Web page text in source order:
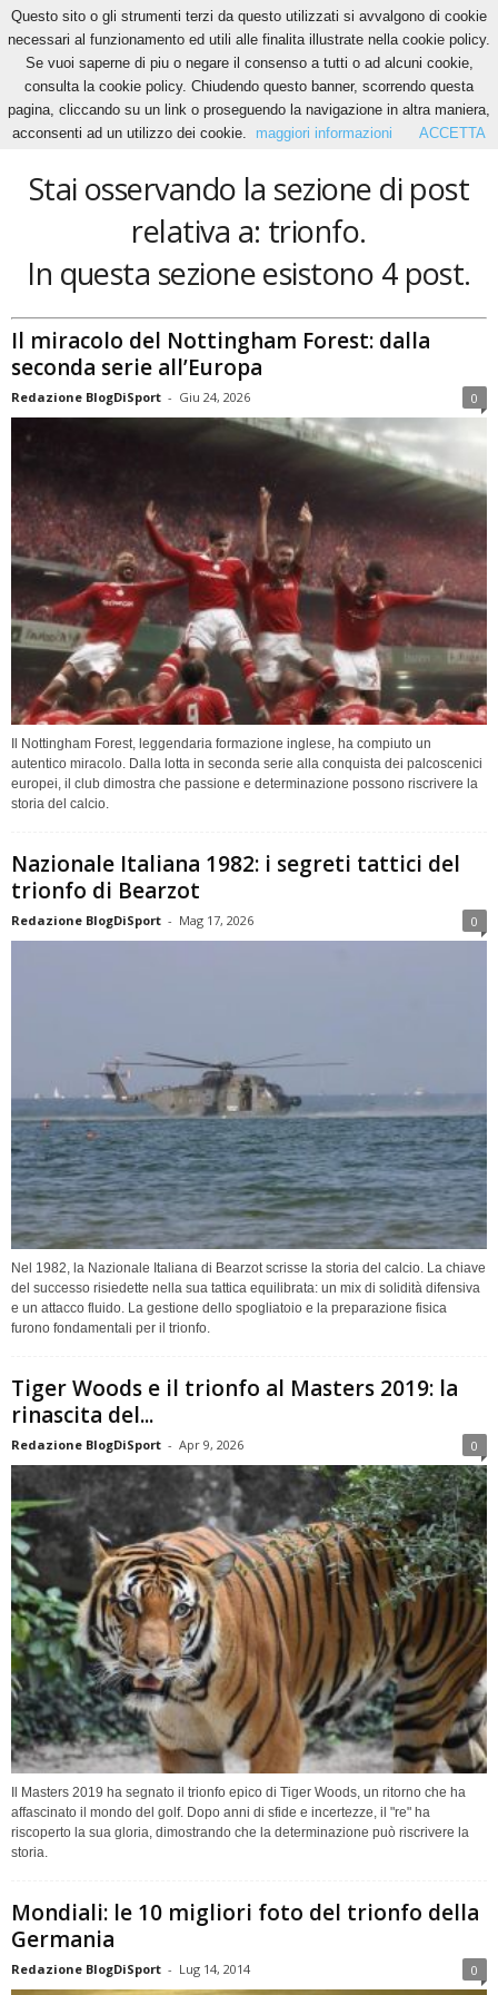
Home Tags Trionfo
trionfo
Stai osservando la sezione di post
relativa a: trionfo.
In questa sezione esistono 4 post.
Il miracolo del Nottingham Forest: dalla
seconda serie all’Europa
Redazione BlogDiSport - Giu 24, 2026 0
Il Nottingham Forest, leggendaria formazione inglese, ha compiuto un
autentico miracolo. Dalla lotta in seconda serie alla conquista dei palcoscenici
europei, il club dimostra che passione e determinazione possono riscrivere la
storia del calcio.
Nazionale Italiana 1982: i segreti tattici del
trionfo di Bearzot
Redazione BlogDiSport - Mag 17, 2026 0
Nel 1982, la Nazionale Italiana di Bearzot scrisse la storia del calcio. La chiave
del successo risiedette nella sua tattica equilibrata: un mix di solidità difensiva
e un attacco fluido. La gestione dello spogliatoio e la preparazione fisica
furono fondamentali per il trionfo.
Tiger Woods e il trionfo al Masters 2019: la
rinascita del...
Redazione BlogDiSport - Apr 9, 2026 0
Il Masters 2019 ha segnato il trionfo epico di Tiger Woods, un ritorno che ha
affascinato il mondo del golf. Dopo anni di sfide e incertezze, il "re" ha
riscoperto la sua gloria, dimostrando che la determinazione può riscrivere la
storia.
Mondiali: le 10 migliori foto del trionfo della
Germania
Redazione BlogDiSport - Lug 14, 2014 0
Questo sito o gli strumenti terzi da questo utilizzati si avvalgono di cookie
necessari al funzionamento ed utili alle finalita illustrate nella cookie policy.
Se vuoi saperne di piu o negare il consenso a tutti o ad alcuni cookie,
consulta la cookie policy. Chiudendo questo banner, scorrendo questa
pagina, cliccando su un link o proseguendo la navigazione in altra maniera,
acconsenti ad un utilizzo dei cookie.
maggiori informazioni ACCETTA